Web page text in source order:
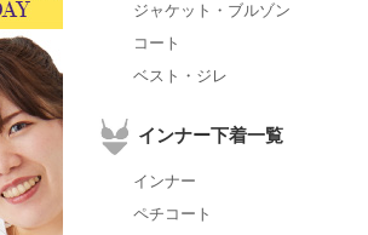
ジャケット・ブルゾン
コート
ベスト・ジレ
インナー下着一覧
インナー
ペチコート